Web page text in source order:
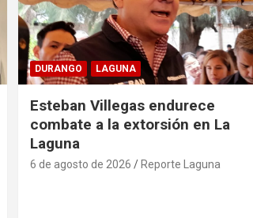
DURANGO LAGUNA
Esteban Villegas endurece
combate a la extorsión en La
Laguna
6 de agosto de 2026 Reporte Laguna